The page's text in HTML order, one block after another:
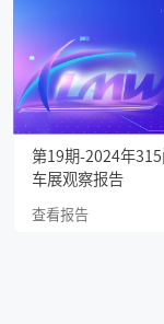
第19期-2024年315
车展观察报告
查看报告